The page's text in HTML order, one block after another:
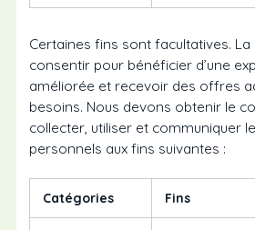
Certaines fins sont facultatives.
consentir pour bénéficier d’une
améliorée et recevoir des offres
besoins. Nous devons obtenir le
collecter, utiliser et communiquer
personnels aux fins suivantes :
Catégories Fins